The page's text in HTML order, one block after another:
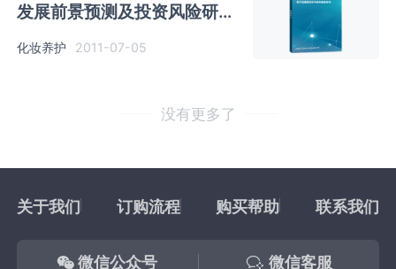
发展前景预测及投资风险研究
报告
化妆养护 2011-07-05
没有更多了
关于我们 订购流程 购买帮助 联系我们
微信公众号 微信客服